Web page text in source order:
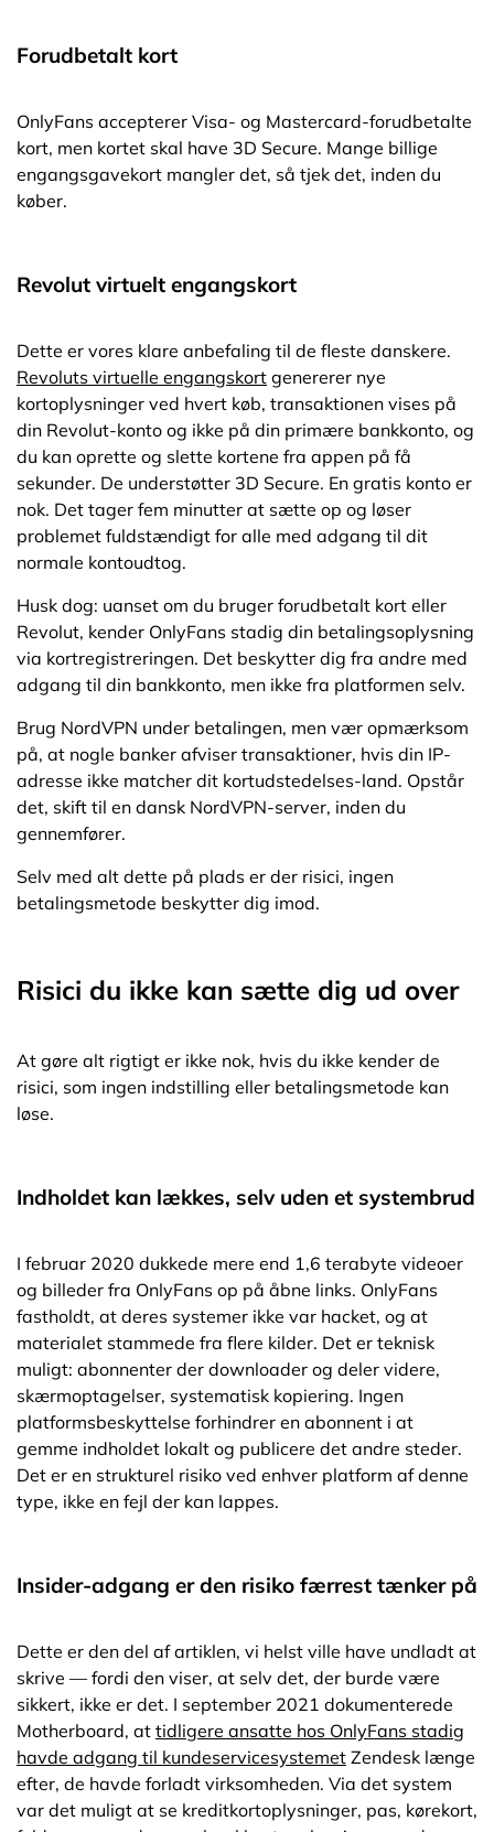
Forudbetalt kort
OnlyFans accepterer Visa- og Mastercard-forudbetalte
kort, men kortet skal have 3D Secure. Mange billige
engangsgavekort mangler det, så tjek det, inden du
køber.
Revolut virtuelt engangskort
Dette er vores klare anbefaling til de fleste danskere.
Revoluts virtuelle engangskortgenererer nye
kortoplysninger ved hvert køb, transaktionen vises på
din Revolut-konto og ikke på din primære bankkonto, og
du kan oprette og slette kortene fra appen på få
sekunder. De understøtter 3D Secure. En gratis konto er
nok. Det tager fem minutter at sætte op og løser
problemet fuldstændigt for alle med adgang til dit
normale kontoudtog.
Husk dog: uanset om du bruger forudbetalt kort eller
Revolut, kender OnlyFans stadig din betalingsoplysning
via kortregistreringen. Det beskytter dig fra andre med
adgang til din bankkonto, men ikke fra platformen selv.
Brug NordVPN under betalingen, men vær opmærksom
på, at nogle banker afviser transaktioner, hvis din IP-
adresse ikke matcher dit kortudstedelses-land. Opstår
det, skift til en dansk NordVPN-server, inden du
gennemfører.
Selv med alt dette på plads er der risici, ingen
betalingsmetode beskytter dig imod.
Risici du ikke kan sætte dig ud over
At gøre alt rigtigt er ikke nok, hvis du ikke kender de
risici, som ingen indstilling eller betalingsmetode kan
løse.
Indholdet kan lækkes, selv uden et systembrud
I februar 2020 dukkede mere end 1,6 terabyte videoer
og billeder fra OnlyFans op på åbne links. OnlyFans
fastholdt, at deres systemer ikke var hacket, og at
materialet stammede fra flere kilder. Det er teknisk
muligt: abonnenter der downloader og deler videre,
skærmoptagelser, systematisk kopiering. Ingen
platformsbeskyttelse forhindrer en abonnent i at
gemme indholdet lokalt og publicere det andre steder.
Det er en strukturel risiko ved enhver platform af denne
type, ikke en fejl der kan lappes.
Insider-adgang er den risiko færrest tænker på
Dette er den del af artiklen, vi helst ville have undladt at
skrive — fordi den viser, at selv det, der burde være
sikkert, ikke er det. I september 2021 dokumenterede
Motherboard, attidligere ansatte hos OnlyFans stadig
havde adgang til kundeservicesystemetZendesk længe
efter, de havde forladt virksomheden. Via det system
var det muligt at se kreditkortoplysninger, pas, kørekort,